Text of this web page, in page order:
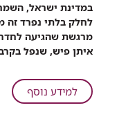
שיתוף
היוזמה
שריגשה
את
ברמב"ם:
מתנת
במדינת ישראל,
לחלק בלתי נפרד זה
מרגשת שהגיעה
איתן פיש, שנפל
למידע נוסףעל
היוזמה